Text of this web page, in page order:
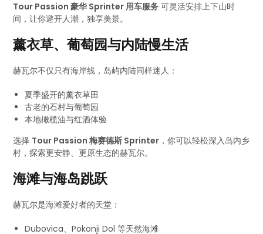
Tour Passion 豪华 Sprinter 用车服务 可灵活安排上下山时
间，让你避开人潮，独享美景。
薰衣草、葡萄园与内陆慢生活
赫瓦尔不仅只有海岸线，岛屿内陆同样迷人：
夏季盛开的薰衣草田
古老的石村与葡萄园
本地橄榄油与红酒体验
选择 Tour Passion 梅赛德斯 Sprinter ，你可以轻松深入岛内乡
村，探索更安静、更原生态的赫瓦尔。
海滩与海岛跳跃
赫瓦尔是海滩爱好者的天堂：
Dubovica、Pokonji Dol 等天然海滩